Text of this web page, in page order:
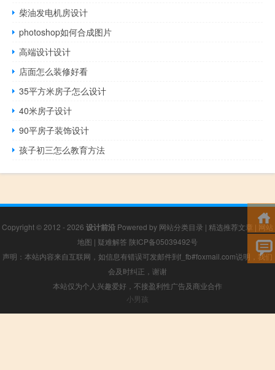
柴油发电机房设计
photoshop如何合成图片
高端设计设计
店面怎么装修好看
35平方米房子怎么设计
40米房子设计
90平房子装饰设计
孩子初三怎么教育方法
Copyright © 2012 - 2026 设计前沿 Powered by 网站分类目录 | 精选推荐文章 | 网站
地图 | 疑难解答 陕ICP备05039492号
声明：本站内容来自互联网，如信息有错误可发邮件到f_fb#foxmail.com说明，我们
会及时纠正，谢谢
本站仅为个人兴趣爱好，不接盈利性广告及商业合作
小男孩